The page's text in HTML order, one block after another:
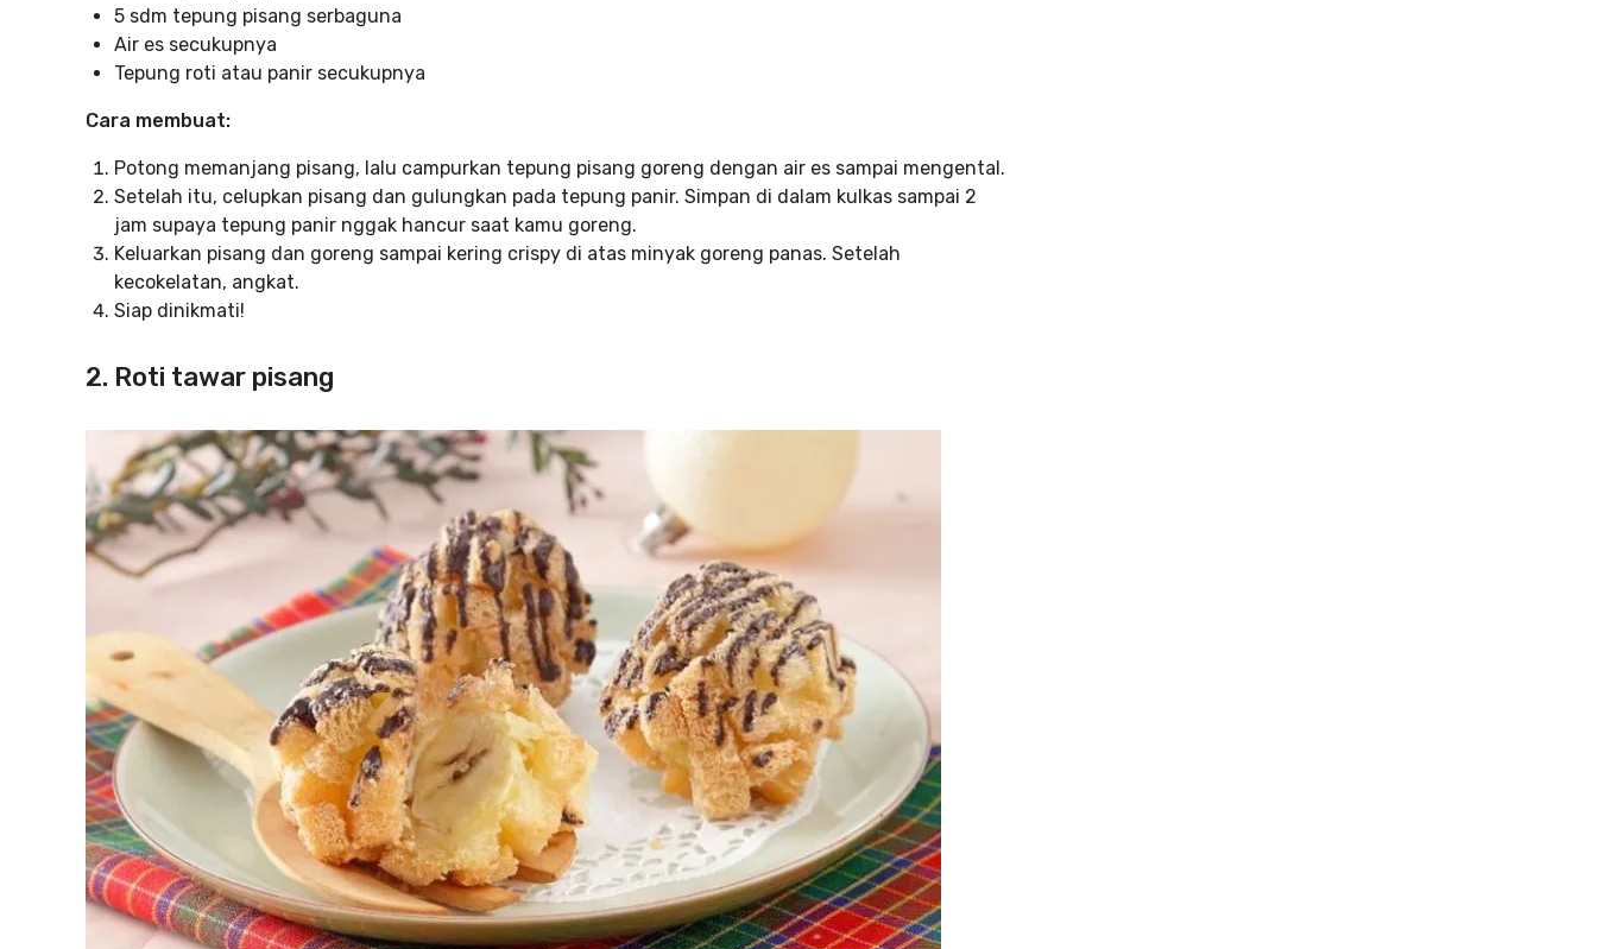
5 sdm tepung pisang serbaguna
Air es secukupnya
Tepung roti atau panir secukupnya
Cara membuat:
Potong memanjang pisang, lalu campurkan tepung pisang goreng dengan air es sampai mengental.
Setelah itu, celupkan pisang dan gulungkan pada tepung panir. Simpan di dalam kulkas sampai 2
jam supaya tepung panir nggak hancur saat kamu goreng.
Keluarkan pisang dan goreng sampai kering crispy di atas minyak goreng panas. Setelah
kecokelatan, angkat.
Siap dinikmati!
2. Roti tawar pisang